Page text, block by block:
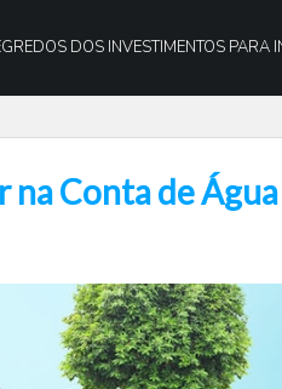
DOS INVESTIMENTOS PARA
na Conta de Água